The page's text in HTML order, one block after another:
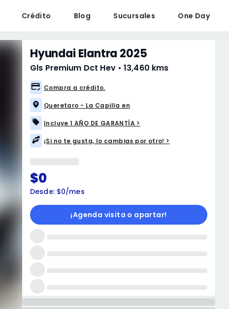
Crédito Blog Sucursales One Day
Hyundai Elantra 2025
Gls Premium Dct Hev • 13,460 kms
Compra a crédito.
Queretaro - La Capilla en
Incluye 1 AÑO DE GARANTÍA >
¡Si no te gusta, lo cambias por otro! >
$0
Desde: $0/mes
¡Agenda visita o apartar!